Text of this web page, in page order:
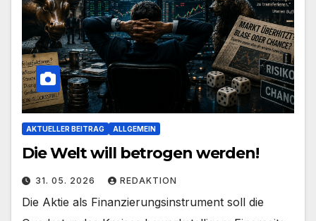
AKTUELLER BEITRAG ALLGEMEIN
Die Welt will betrogen werden!
31. 05. 2026 REDAKTION
Die Aktie als Finanzierungsinstrument soll die